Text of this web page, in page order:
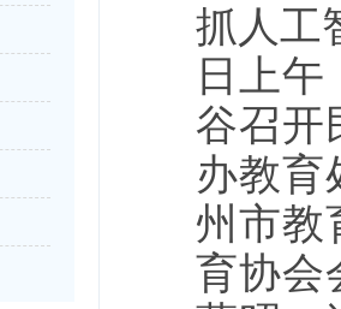
抓人工
日上
谷召开
办教育
州市教
育协会